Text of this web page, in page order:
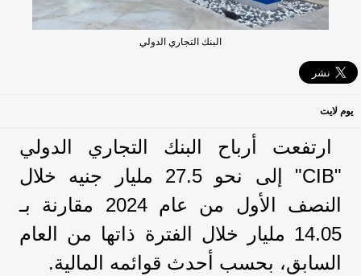
البنك التجاري الدولي
يوم لايت
ارتفعت أرباح البنك التجاري الدولي
"CIB" إلى نحو 27.5 مليار جنيه خلال
النصف ‏الأول من عام 2024 مقارنة بـ
14.05 مليار خلال الفترة ذاتها من العام
السابق، ‏بحسب أحدث قوائمه المالية.‏